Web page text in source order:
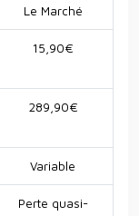
Le Marché
15,90€
289,90€
Variable
Perte quasi-